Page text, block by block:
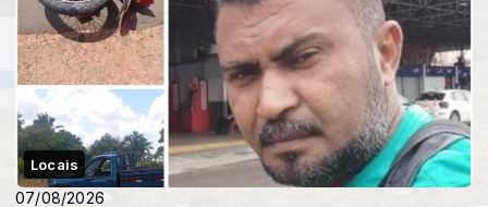
Locais
07/08/2026